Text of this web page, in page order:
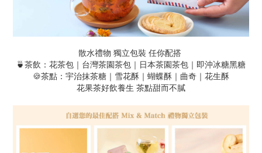
散水禮物 獨立包裝 任你配搭
🍵茶飲：花茶包｜台灣茶園茶包｜日本茶園茶包｜即沖冰糖黑糖
🍪茶點：宇治抹茶糖｜雪花酥｜蝴蝶酥｜曲奇｜花生酥
花果茶好飲養生 茶點甜而不膩